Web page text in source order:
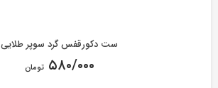
ست دکورقفس گرد سوپر طلایی
۵۸۰/۰۰۰ تومان